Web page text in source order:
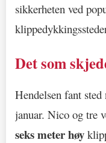
sikkerheten ved
Det som
Hendelsen fant sted
januar. Nico og tre
seks meter høy